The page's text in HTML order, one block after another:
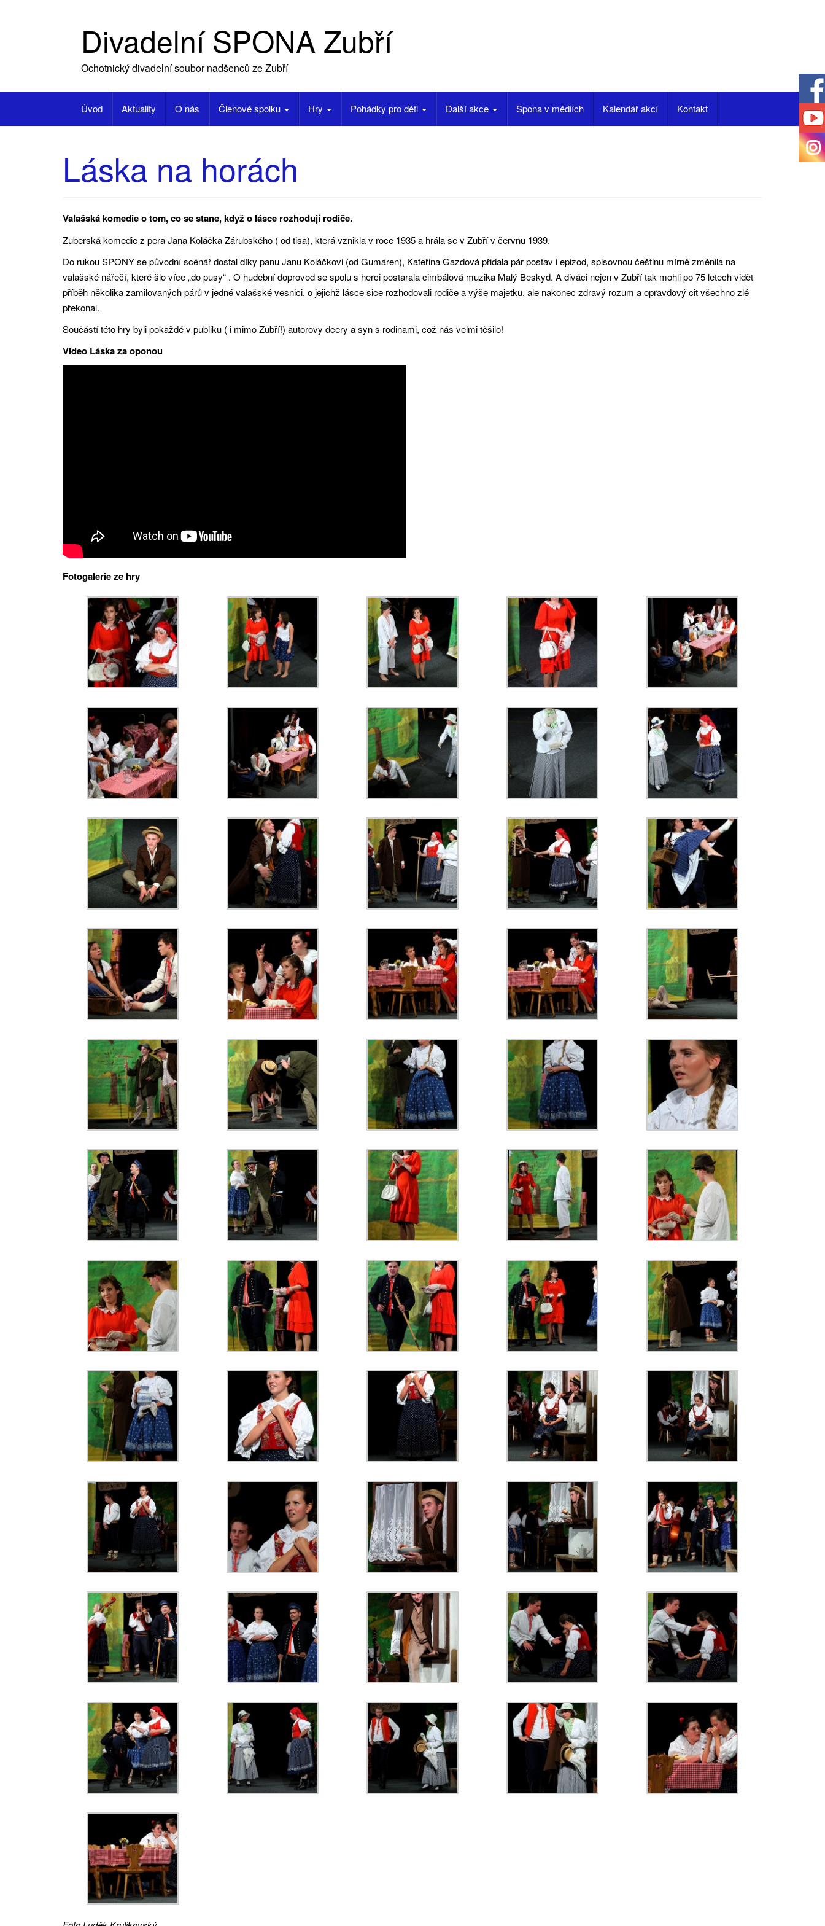
Divadelní SPONA Zubří
Ochotnický divadelní soubor nadšenců ze Zubří
Úvod Aktuality O nás Členové spolku Hry Pohádky pro děti Další akce Spona v médiích Kalendář akcí Kontakt
Láska na horách
Valašská komedie o tom, co se stane, když o lásce rozhodují rodiče.
Zuberská komedie z pera Jana Koláčka Zárubského ( od tisa), která vznikla v roce 1935 a hrála se v Zubří v červnu 1939.
Do rukou SPONY se původní scénář dostal díky panu Janu Koláčkovi (od Gumáren), Kateřina Gazdová přidala pár postav i epizod, spisovnou češtinu mírně změnila na
valašské nářečí, které šlo více „do pusy“ . O hudební doprovod se spolu s herci postarala cimbálová muzika Malý Beskyd. A diváci nejen v Zubří tak mohli po 75 letech vidět
příběh několika zamilovaných párů v jedné valašské vesnici, o jejichž lásce sice rozhodovali rodiče a výše majetku, ale nakonec zdravý rozum a opravdový cit všechno zlé
překonal.
Součástí této hry byli pokaždé v publiku ( i mimo Zubří!) autorovy dcery a syn s rodinami, což nás velmi těšilo!
Video Láska za oponou
Fotogalerie ze hry